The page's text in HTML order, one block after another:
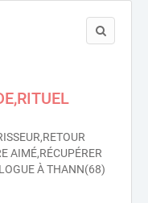
AIMÉ,RÉCUPÉRER
À THANN(68)